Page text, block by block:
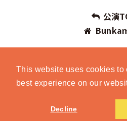
This website uses cookies to
best experience on our
Decline
公演